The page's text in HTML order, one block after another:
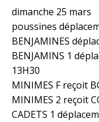
dimanche 25 mars
poussines
BENJAMINES
BENJAMINS 1
13H30
MINIMES F reçoit
MINIMES 2 reçoit
CADETS 1